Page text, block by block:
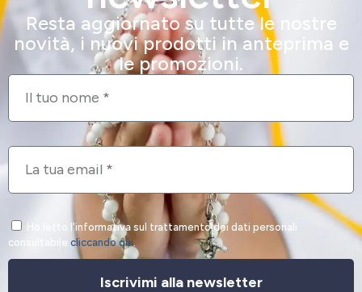
Resta aggiornato su tutte le nostre
novità, i nuovi prodotti in anteprima e
le promozioni.
Ho letto l'informativa sul trattamento dei dati personali
consultabile cliccando qui.
Iscrivimi alla newsletter